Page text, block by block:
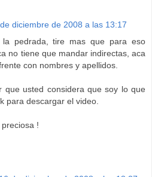
diciembre de 2008 a las 13:17
la pedrada, tire mas que para eso
no tiene que mandar indirectas, aca
con nombres y apellidos.
que usted considera que soy lo que
para descargar el video.
!